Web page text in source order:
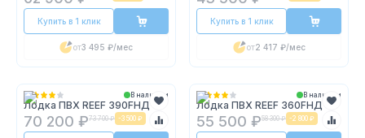
Купить в 1 клик
от3 495 ₽/мес
Купить в 1 клик
от2 417 ₽/мес
В наличии
Лодка ПВХ REEF 390FНД
70 200 ₽73 700 ₽ -3 500 ₽
В наличии
Лодка ПВХ REEF 360FНД
55 500 ₽58 300 ₽ -2 800 ₽